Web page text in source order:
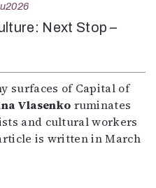
Next Stop –
surfaces of Capital of
Vlasenko ruminates
and cultural workers
is written in March